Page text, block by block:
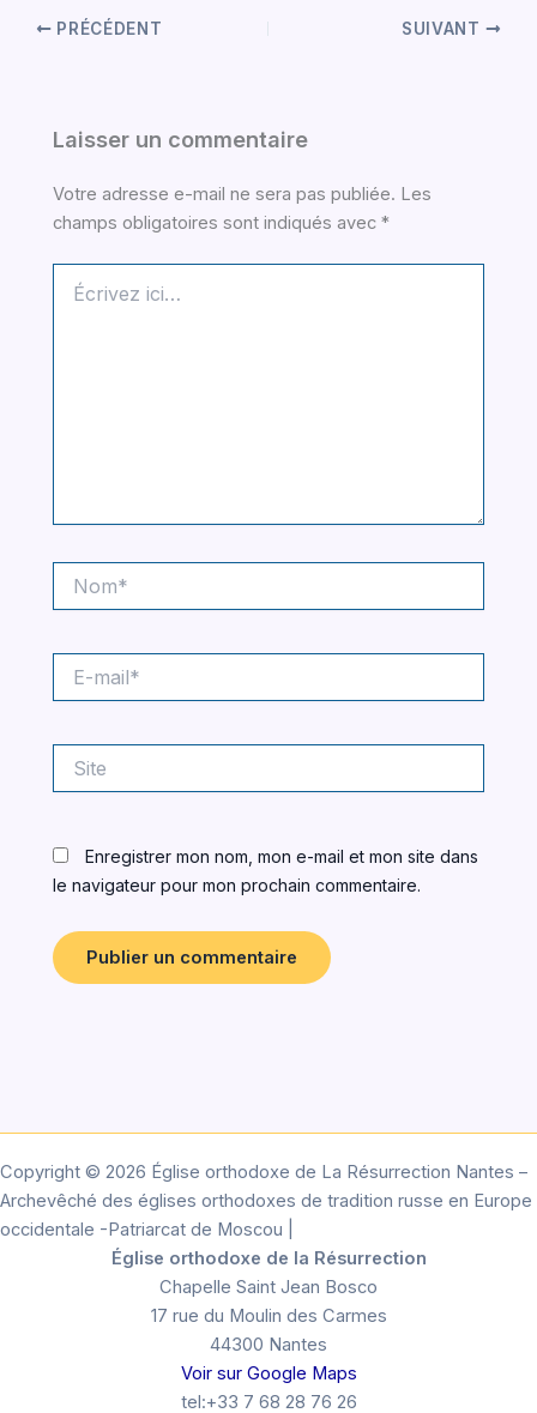
PRÉCÉDENT SUIVANT
Laisser un commentaire
Votre adresse e-mail ne sera pas publiée. Les
champs obligatoires sont indiqués avec*
ici…
mail*
Enregistrer mon nom, mon e-mail et mon site dans
le navigateur pour mon prochain commentaire.
Copyright © 2026 Église orthodoxe de La Résurrection Nantes –
Archevêché des églises orthodoxes de tradition russe en Europe
occidentale -Patriarcat de Moscou |
Église orthodoxe de la Résurrection
Chapelle Saint Jean Bosco
17 rue du Moulin des Carmes
44300 Nantes
Voir sur Google Maps
tel:+33 7 68 28 76 26